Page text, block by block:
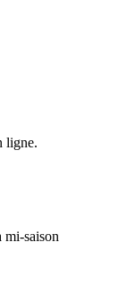
ligne.
mi-saison